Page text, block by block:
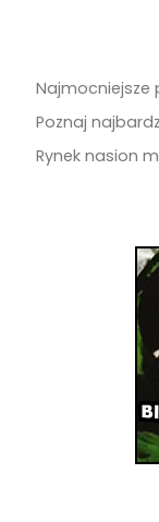
Najmocniejsze
Poznaj
Rynek nasion